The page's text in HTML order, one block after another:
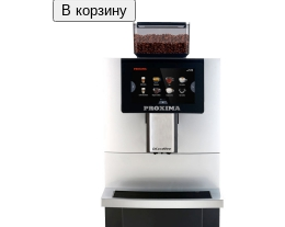
В корзину